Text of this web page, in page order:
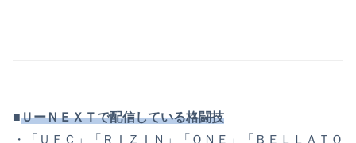
■ＵーＮＥＸＴで配信している格闘技
・「ＵＦＣ」「ＲＩＺＩＮ」「ＯＮＥ」「ＢＥＬＬＡＴＯ